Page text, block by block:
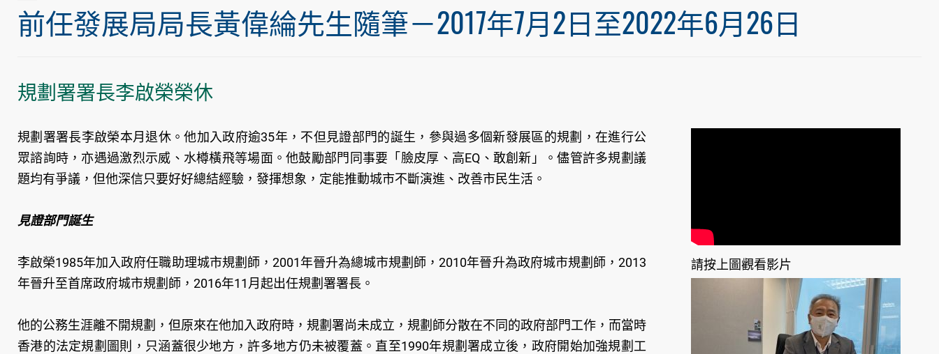
前任發展局局長黃偉綸先生隨筆－2017年7月2日至2022年6月26日
規劃署署長李啟榮榮休
規劃署署長李啟榮本月退休。他加入政府逾35年，不但見證部門的誕生，參與過多個新發展區的規劃，在進行公
眾諮詢時，亦遇過激烈示威、水樽橫飛等場面。他鼓勵部門同事要「臉皮厚、高EQ、敢創新」。儘管許多規劃議
題均有爭議，但他深信只要好好總結經驗，發揮想象，定能推動城市不斷演進、改善市民生活。
見證部門誕生
李啟榮1985年加入政府任職助理城市規劃師，2001年晉升為總城市規劃師，2010年晉升為政府城市規劃師，2013
年晉升至首席政府城市規劃師，2016年11月起出任規劃署署長。
他的公務生涯離不開規劃，但原來在他加入政府時，規劃署尚未成立，規劃師分散在不同的政府部門工作，而當時
香港的法定規劃圖則，只涵蓋很少地方，許多地方仍未被覆蓋。直至1990年規劃署成立後，政府開始加強規劃工
請按上圖觀看影片